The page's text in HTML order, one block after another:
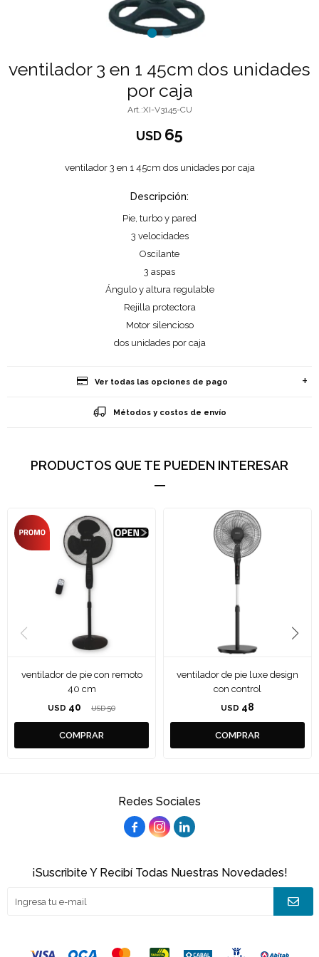
ventilador 3 en 1 45cm dos unidades
por caja
XI-V3145-CU
USD 65
ventilador 3 en 1 45cm dos unidades por caja
Descripción:
Pie, turbo y pared
3 velocidades
Oscilante
3 aspas
Ángulo y altura regulable
Rejilla protectora
Motor silencioso
dos unidades por caja
Ver todas las opciones de pago
Métodos y costos de envío
PRODUCTOS QUE TE PUEDEN INTERESAR
ventilador de pie con remoto
40 cm
USD 40 USD 50
ventilador de pie luxe design
con control
USD 48
Redes Sociales
  
¡Suscribite Y Recibí Todas Nuestras Novedades!